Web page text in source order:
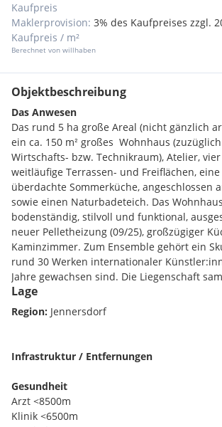
Kaufpreis
Maklerprovision: 3% des Kaufpreises zzgl.
Kaufpreis / m²
Berechnet von willhaben
Objektbeschreibung
Das Anwesen
Das rund 5 ha große Areal (nicht gänzlich
ein ca. 150 mᒾ großes Wohnhaus (zuzüglich
Wirtschafts- bzw. Technikraum), Atelier, vier
weitläufige Terrassen- und Freiflächen, eine
überdachte Sommerküche, angeschlossen
sowie einen Naturbadeteich. Das
bodenständig, stilvoll und funktional,
neuer Pelletheizung (09/25), großzügiger
Kaminzimmer. Zum Ensemble gehört ein
rund 30 Werken internationaler
Jahre gewachsen sind. Die Liegenschaft
Tiny Houses, Skulpturenpark und
Verkauf und bietet eine außergewöhnliche
privatem Wohnen, künstlerischem
Die wichtigsten Eckdaten
Wohnhaus: ca. 150 m² Wohnfläche; zwei
Lage
Region: Jennersdorf
Infrastruktur / Entfernungen
Gesundheit
Arzt <8500m
Klinik <6500m